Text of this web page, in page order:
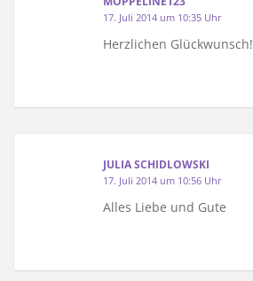
17. Juli 2014 um 10:35 Uhr
Herzlichen Glückwunsch!
JULIA SCHIDLOWSKI
17. Juli 2014 um 10:56 Uhr
Alles Liebe und Gute